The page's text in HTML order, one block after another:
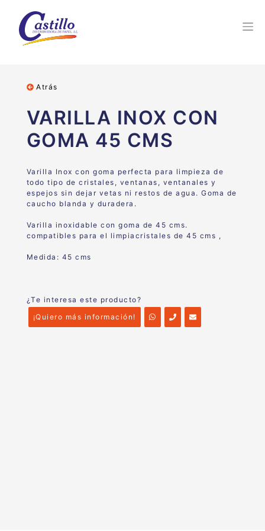
Atrás
VARILLA INOX CON
GOMA 45 CMS
Varilla Inox con goma perfecta para limpieza de
todo tipo de cristales, ventanas, ventanales y
espejos sin dejar vetas ni restos deagua.Goma de
caucho blanda y duradera.
Varilla inoxidable con goma de 45 cms.
compatibles para el limpiacristales de 45 cms ,
Medida: 45 cms
¿Te interesa este producto?
¡Quiero más información!